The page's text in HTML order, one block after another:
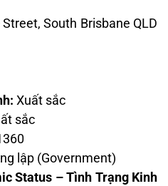
South Brisbane QLD
Xuất sắc
sắc
lập (Government)
Status – Tình Trạng Kinh